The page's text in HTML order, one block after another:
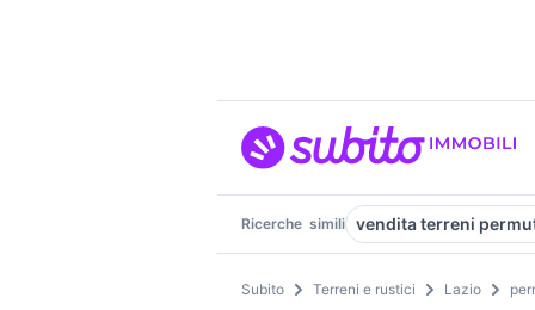
Ricerche simili vendita terreni
Subito Terreni e rustici Lazio